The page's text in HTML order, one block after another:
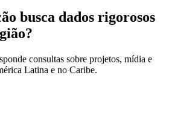
busca dados rigorosos
consultas sobre projetos, mídia e
Latina e no Caribe.